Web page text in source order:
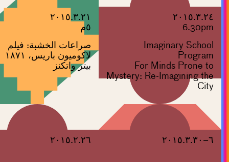
٢٠١٥.٣.٢٤
6.30pm
Imaginary School
Program
For Minds Prone to
Mystery: Re-Imagining the
City
٢٠١٥.٣.٢١
٥م
صراعات الخشبة: فيلم
لاكوميون باريس، ١٨٧١
بيتر واتكنز
٦–٢٠١٥.٣.٣٠ ٢٠١٥.٢.٢٦